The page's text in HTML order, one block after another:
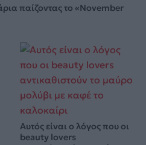
παίζοντας το «November
Αυτός είναι ο λόγος που οι
beauty lovers